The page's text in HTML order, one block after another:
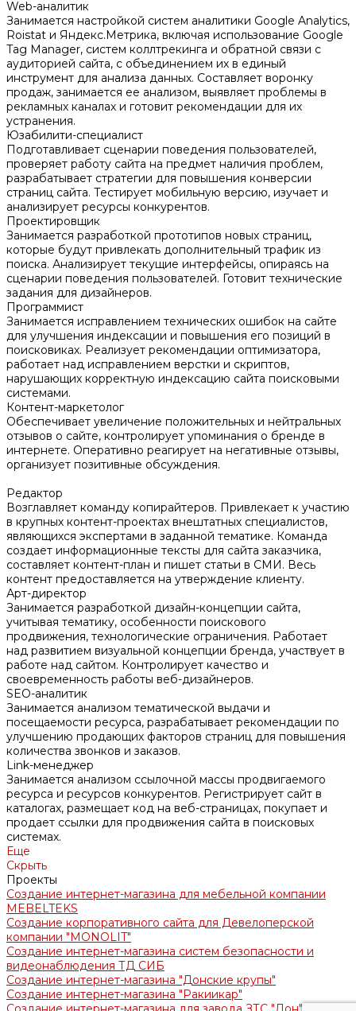
Web-аналитик
Занимается настройкой систем аналитики Google Analytics,
Roistat и Яндекс.Метрика, включая использование Google
Tag Manager, систем коллтрекинга и обратной связи с
аудиторией сайта, с объединением их в единый
инструмент для анализа данных. Составляет воронку
продаж, занимается ее анализом, выявляет проблемы в
рекламных каналах и готовит рекомендации для их
устранения.
Юзабилити-специалист
Подготавливает сценарии поведения пользователей,
проверяет работу сайта на предмет наличия проблем,
разрабатывает стратегии для повышения конверсии
страниц сайта. Тестирует мобильную версию, изучает и
анализирует ресурсы конкурентов.
Проектировщик
Занимается разработкой прототипов новых страниц,
которые будут привлекать дополнительный трафик из
поиска. Анализирует текущие интерфейсы, опираясь на
сценарии поведения пользователей. Готовит технические
задания для дизайнеров.
Программист
Занимается исправлением технических ошибок на сайте
для улучшения индексации и повышения его позиций в
поисковиках. Реализует рекомендации оптимизатора,
работает над исправлением верстки и скриптов,
нарушающих корректную индексацию сайта поисковыми
системами.
Контент-маркетолог
Обеспечивает увеличение положительных и нейтральных
отзывов о сайте, контролирует упоминания о бренде в
интернете. Оперативно реагирует на негативные отзывы,
организует позитивные обсуждения.
Редактор
Возглавляет команду копирайтеров. Привлекает к участию
в крупных контент-проектах внештатных специалистов,
являющихся экспертами в заданной тематике. Команда
создает информационные тексты для сайта заказчика,
составляет контент-план и пишет статьи в СМИ. Весь
контент предоставляется на утверждение клиенту.
Арт-директор
Занимается разработкой дизайн-концепции сайта,
учитывая тематику, особенности поискового
продвижения, технологические ограничения. Работает
над развитием визуальной концепции бренда, участвует в
работе над сайтом. Контролирует качество и
своевременность работы веб-дизайнеров.
SEO-аналитик
Занимается анализом тематической выдачи и
посещаемости ресурса, разрабатывает рекомендации по
улучшению продающих факторов страниц для повышения
количества звонков и заказов.
Link-менеджер
Занимается анализом ссылочной массы продвигаемого
ресурса и ресурсов конкурентов. Регистрирует сайт в
каталогах, размещает код на веб-страницах, покупает и
продает ссылки для продвижения сайта в поисковых
системах.
Еще
Скрыть
Проекты
Создание интернет-магазина для мебельной компании
MEBELTEKS
Создание корпоративного сайта для Девелоперской
компании "MONOLIT"
Создание интернет-магазина систем безопасности и
видеонаблюдения ТД СИБ
Создание интернет-магазина "Донские крупы"
Создание интернет-магазина "Ракиикар"